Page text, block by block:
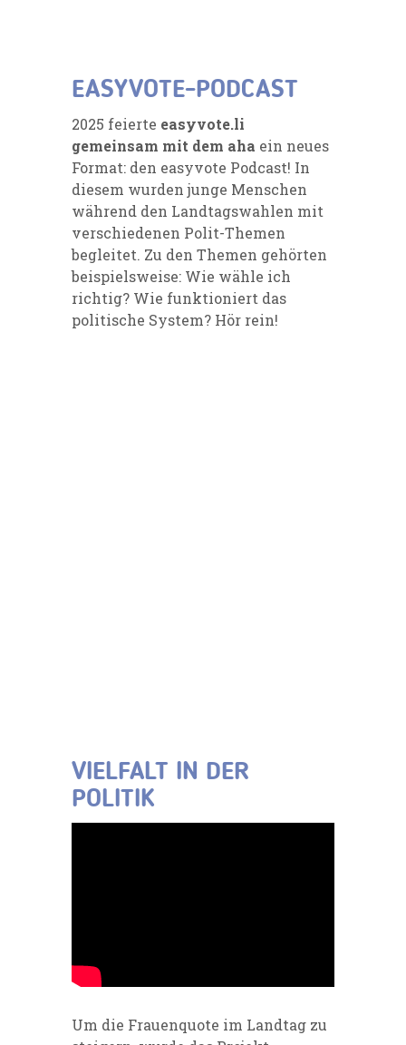
EASYVOTE-PODCAST
2025 feierte easyvote.li
gemeinsam mit dem aha ein neues
Format: den easyvote Podcast! In
diesem wurden junge Menschen
während den Landtagswahlen mit
verschiedenen Polit-Themen
begleitet. Zu den Themen gehörten
beispielsweise: Wie wähle ich
richtig? Wie funktioniert das
politische System? Hör rein!
VIELFALT IN DER
POLITIK
Um die Frauenquote im Landtag zu